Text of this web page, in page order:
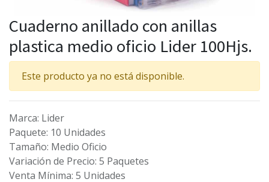
Cuaderno anillado con anillas
plastica medio oficio Lider 100Hjs.
Este producto ya no está disponible.
Marca: Lider
Paquete: 10 Unidades
Tamaño: Medio Oficio
Variación de Precio: 5 Paquetes
Venta Mínima: 5 Unidades